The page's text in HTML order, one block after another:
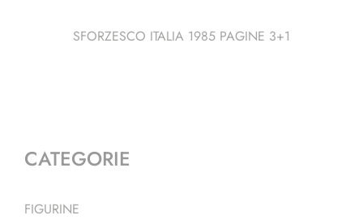
SFORZESCO ITALIA 1985 PAGINE 3+1
CATEGORIE
FIGURINE